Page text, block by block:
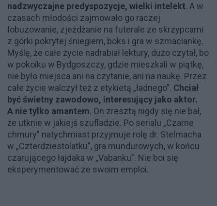
nadzwyczajne predyspozycje, wielki intelekt. A w
czasach młodości zajmowało go raczej
łobuzowanie, zjeżdżanie na futerale ze skrzypcami
z górki pokrytej śniegiem, boks i gra w szmaciankę.
Myślę, że całe życie nadrabiał lektury, dużo czytał, bo
w pokoiku w Bydgoszczy, gdzie mieszkali w piątkę,
nie było miejsca ani na czytanie, ani na naukę. Przez
całe życie walczył też z etykietą „ładnego”. Chciał
być świetny zawodowo, interesujący jako aktor.
A nie tylko amantem. On zresztą nigdy się nie bał,
że utknie w jakiejś szufladzie. Po serialu „Czarne
chmury” natychmiast przyjmuje rolę dr. Stelmacha
w „Czterdziestolatku”, gra mundurowych, w końcu
czarującego łajdaka w „Vabanku”. Nie boi się
eksperymentować ze swoim emploi.